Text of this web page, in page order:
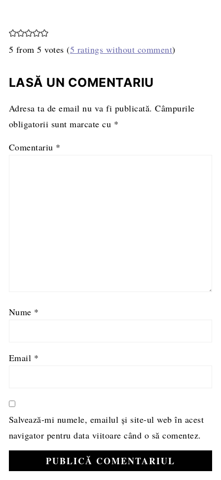
5 from 5 votes (5 ratings without comment)
LASĂ UN COMENTARIU
Adresa ta de email nu va fi publicată. Câmpurile
obligatorii sunt marcate cu *
Comentariu *
Nume *
Email *
Salvează-mi numele, emailul și site-ul web în acest
navigator pentru data viitoare când o să comentez.